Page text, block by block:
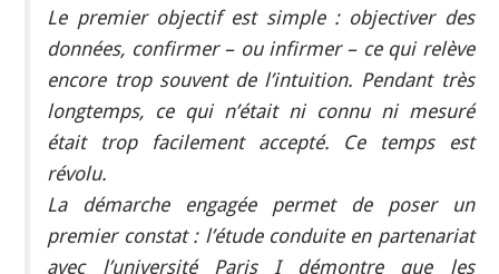
Le premier objectif est simple : objectiver des
données, confirmer – ou infirmer – ce qui relève
encore trop souvent de l’intuition. Pendant très
longtemps, ce qui n’était ni connu ni mesuré
était trop facilement accepté. Ce temps est
révolu.
La démarche engagée permet de poser un
premier constat : l’étude conduite en partenariat
avec l’université Paris I démontre que les